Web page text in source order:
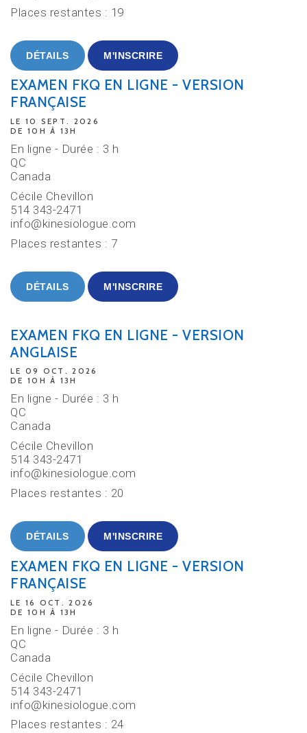
Places restantes : 19
DÉTAILS M'INSCRIRE
EXAMEN FKQ EN LIGNE - VERSION
FRANÇAISE
LE 10 SEPT. 2026
DE 10H À 13H
En ligne - Durée : 3 h
QC
Canada
Cécile Chevillon
514 343-2471
info@kinesiologue.com
Places restantes : 7
DÉTAILS M'INSCRIRE
EXAMEN FKQ EN LIGNE - VERSION
ANGLAISE
LE 09 OCT. 2026
DE 10H À 13H
En ligne - Durée : 3 h
QC
Canada
Cécile Chevillon
514 343-2471
info@kinesiologue.com
Places restantes : 20
DÉTAILS M'INSCRIRE
EXAMEN FKQ EN LIGNE - VERSION
FRANÇAISE
LE 16 OCT. 2026
DE 10H À 13H
En ligne - Durée : 3 h
QC
Canada
Cécile Chevillon
514 343-2471
info@kinesiologue.com
Places restantes : 24